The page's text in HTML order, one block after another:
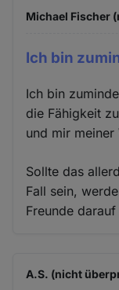
Michael Fischer
Ich bin
Ich bin
die Fähigkeit
und mir
Sollte das
Fall sein,
Freunde
A.S. (nicht